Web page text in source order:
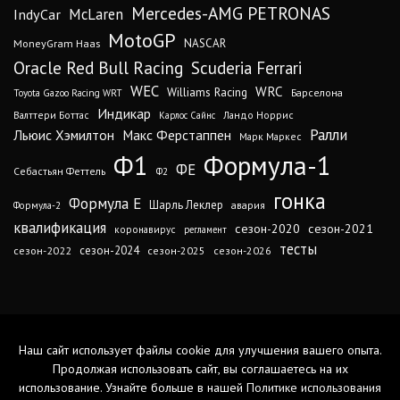
IndyCar McLaren Mercedes-AMG PETRONAS
MoneyGram Haas MotoGP NASCAR
Oracle Red Bull Racing Scuderia Ferrari
Toyota Gazoo Racing WRT WEC Williams Racing WRC
Барселона
Валттери Боттас
Индикар Карлос Сайнс Ландо Норрис
Льюис Хэмилтон Макс Ферстаппен Марк Маркес Ралли
Себастьян Феттель Ф1 Ф2 ФЕ Формула-1
Формула-2 Формула Е Шарль Леклер авария гонка
квалификация коронавирус регламент сезон-2020 сезон-2021
сезон-2022 сезон-2024 сезон-2025 сезон-2026 тесты
Наш сайт использует файлы cookie для улучшения вашего опыта.
Продолжая использовать сайт, вы соглашаетесь на их
использование. Узнайте больше в нашей Политике использования